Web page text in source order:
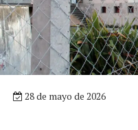
28 de mayo de 2026